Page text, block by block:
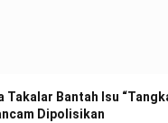
Takalar Bantah Isu
Dipolisikan